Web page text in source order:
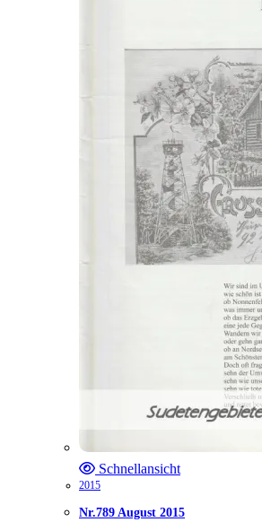
Schnellansicht
2015
Nr.789 August 2015